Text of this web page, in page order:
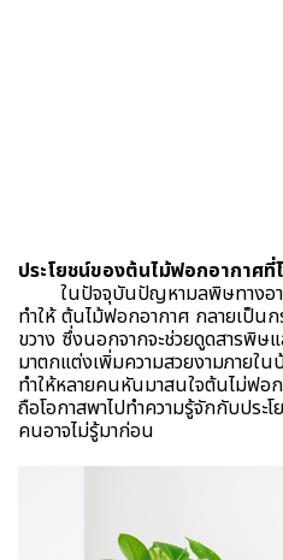
ประโยชน์ของต้นไม้ฟอกอากา
ในปัจจุบันปัญหามลพิษทางอาก
ทำให้ ต้นไม้ฟอกอากาศ กลายเป็น
ขวาง ซึ่งนอกจากจะช่วยดูดสารพิษ
มาตกแต่งเพิ่มความสวยงามภาย
ทำให้หลายคนหันมาสนใจต้นไม่
ถือโอกาสพาไปทำความรู้จักกับปร
คนอาจไม่รู้มาก่อน